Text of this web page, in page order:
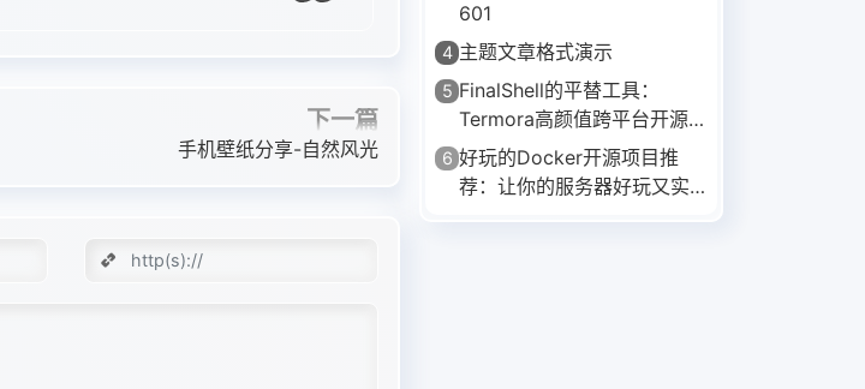
下一篇
手机壁纸分享-自然风光
601
4 主题文章格式演示
5 FinalShell的平替工具：
Termora高颜值跨平台开源
SSH客户端
6 好玩的Docker开源项目推
荐：让你的服务器好玩又实